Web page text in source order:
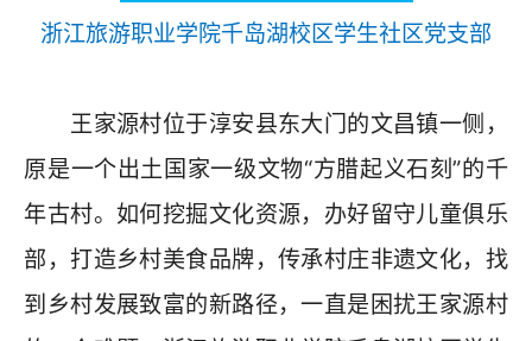
浙江旅游职业学院千岛湖校区学生社区党支部
王家源村位于淳安县东大门的文昌镇一侧，
原是一个出土国家一级文物“方腊起义石刻”的千
年古村。如何挖掘文化资源，办好留守儿童俱乐
部，打造乡村美食品牌，传承村庄非遗文化，找
到乡村发展致富的新路径，一直是困扰王家源村